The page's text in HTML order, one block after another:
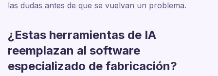
las dudas antes de que se vuelvan un problema.
¿Estas herramientas de IA
reemplazan al software
especializado de fabricación?